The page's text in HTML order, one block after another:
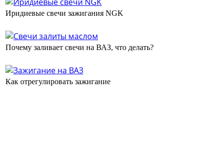
Иридиевые свечи зажигания NGK
Почему заливает свечи на ВАЗ, что делать?
Как отрегулировать зажигание